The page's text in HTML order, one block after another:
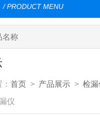
/ PRODUCT MENU
：首页 > 产品展示 >检漏
仪